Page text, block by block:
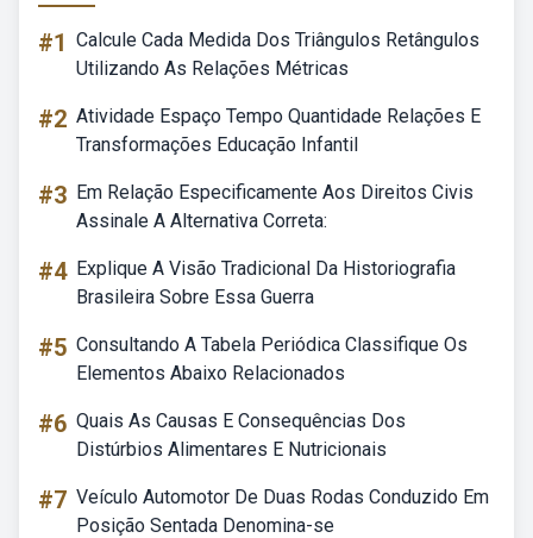
#1 Calcule Cada Medida Dos Triângulos Retângulos
Utilizando As Relações Métricas
#2 Atividade Espaço Tempo Quantidade Relações E
Transformações Educação Infantil
#3 Em Relação Especificamente Aos Direitos Civis
Assinale A Alternativa Correta:
#4 Explique A Visão Tradicional Da Historiografia
Brasileira Sobre Essa Guerra
#5 Consultando A Tabela Periódica Classifique Os
Elementos Abaixo Relacionados
#6 Quais As Causas E Consequências Dos
Distúrbios Alimentares E Nutricionais
#7 Veículo Automotor De Duas Rodas Conduzido Em
Posição Sentada Denomina-se